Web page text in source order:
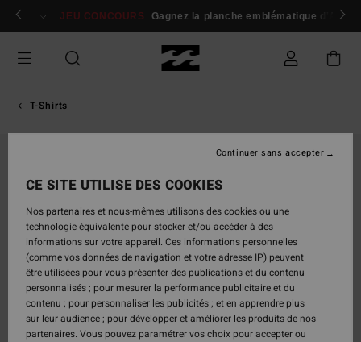
Passer
Se connecter / s'inscrire
JEU CONCOURS Gagnez la planche emblématique d'Andy
T-Shirts
CE SITE UTILISE DES COOKIES
Nos partenaires et nous-mêmes utilisons des cookies ou une
technologie équivalente pour stocker et/ou accéder à des
informations sur votre appareil. Ces informations personnelles
(comme vos données de navigation et votre adresse IP) peuvent
être utilisées pour vous présenter des publications et du contenu
personnalisés ; pour mesurer la performance publicitaire et du
contenu ; pour personnaliser les publicités ; et en apprendre plus
sur leur audience ; pour développer et améliorer les produits de nos
partenaires. Vous pouvez paramétrer vos choix pour accepter ou
Continuer sans accepter